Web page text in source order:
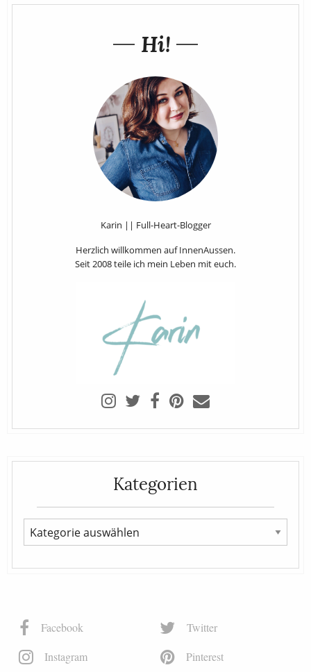
Hi!
Karin || Full-Heart-Blogger
Herzlich willkommen auf InnenAussen.
Seit 2008 teile ich mein Leben mit euch.
Kategorien
Facebook
Twitter
Instagram
Pinterest